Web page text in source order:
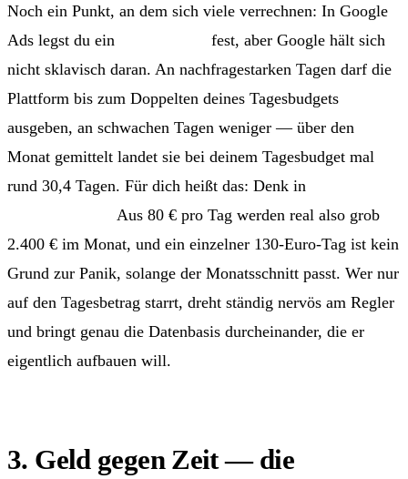
Noch ein Punkt, an dem sich viele verrechnen: In Google
Ads legst du ein
fest, aber Google hält sich
nicht sklavisch daran. An nachfragestarken Tagen darf die
Plattform bis zum Doppelten deines Tagesbudgets
ausgeben, an schwachen Tagen weniger — über den
Monat gemittelt landet sie bei deinem Tagesbudget mal
rund 30,4 Tagen. Für dich heißt das: Denk in
Aus 80 € pro Tag werden real also grob
2.400 € im Monat, und ein einzelner 130-Euro-Tag ist kein
Grund zur Panik, solange der Monatsschnitt passt. Wer nur
auf den Tagesbetrag starrt, dreht ständig nervös am Regler
und bringt genau die Datenbasis durcheinander, die er
eigentlich aufbauen will.
3. Geld gegen Zeit — die